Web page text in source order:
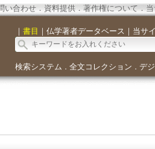
い合わせ． 資料提供．著作権について．当
｜ 書目 ｜ 仏学著者データベース ｜ 当サ
検索システム ． 全文コレクション ． デ